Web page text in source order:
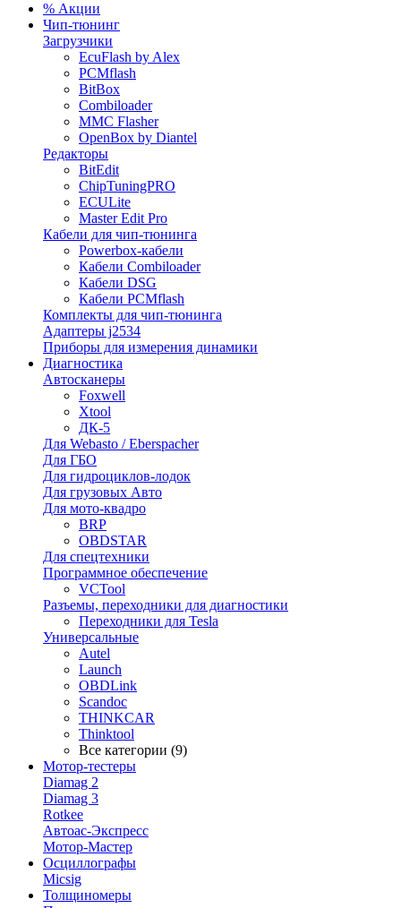
% Акции
Чип-тюнинг
Загрузчики
EcuFlash by Alex
PCMflash
BitBox
Combiloader
MMC Flasher
OpenBox by Diantel
Редакторы
BitEdit
ChipTuningPRO
ECULite
Master Edit Pro
Кабели для чип-тюнинга
Powerbox-кабели
Кабели Combiloader
Кабели DSG
Кабели PCMflash
Комплекты для чип-тюнинга
Адаптеры j2534
Приборы для измерения динамики
Диагностика
Автосканеры
Foxwell
Xtool
ДК-5
Для Webasto / Eberspacher
Для ГБО
Для гидроциклов-лодок
Для грузовых Авто
Для мото-квадро
BRP
OBDSTAR
Для спецтехники
Программное обеспечение
VCTool
Разъемы, переходники для диагностики
Переходники для Tesla
Универсальные
Autel
Launch
OBDLink
Scandoc
THINKCAR
Thinktool
Все категории (9)
Мотор-тестеры
Diamag 2
Diamag 3
Rotkee
Автоас-Экспресс
Мотор-Мастер
Осциллографы
Micsig
Толщиномеры